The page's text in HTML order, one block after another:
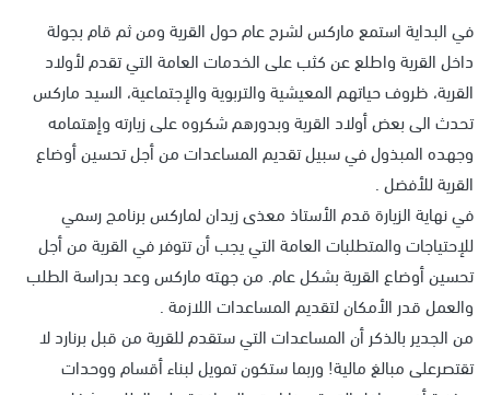
في البداية استمع ماركس لشرح عام حول القرية ومن ثم قام بجولة
داخل القرية واطلع عن كثب على الخدمات العامة التي تقدم لأولاد
القرية، ظروف حياتهم المعيشية والتربوية والإجتماعية، السيد ماركس
تحدث الى بعض أولاد القرية وبدورهم شكروه على زيارته وإهتمامه
وجهده المبذول في سبيل تقديم المساعدات من أجل تحسين أوضاع
القرية للأفضل .
في نهاية الزيارة قدم الأستاذ معذى زيدان لماركس برنامج رسمي
للإحتياجات والمتطلبات العامة التي يجب أن تتوفر في القرية من أجل
تحسين أوضاع القرية بشكل عام. من جهته ماركس وعد بدراسة الطلب
والعمل قدر الأمكان لتقديم المساعدات اللازمة .
من الجدير بالذكر أن المساعدات التي ستقدم للقرية من قبل برنارد لا
تقتصرعلى مبالغ مالية! وربما ستكون تمويل لبناء أقسام ووحدات